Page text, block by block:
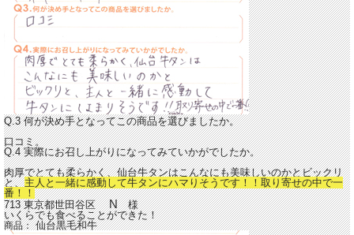
Q.3 何が決め手となってこの商品を選びましたか。
口コミ。
Q.4 実際にお召し上がりになってみていかがでしたか。
肉厚でとても柔らかく、仙台牛タンはこんなにも美味しいのかとビックリ
と、主人と一緒に感動して牛タンにハマりそうです！！取り寄せの中で一
番！！
713 東京都世田谷区N様
いくらでも食べることができた！
商品：仙台黒毛和牛